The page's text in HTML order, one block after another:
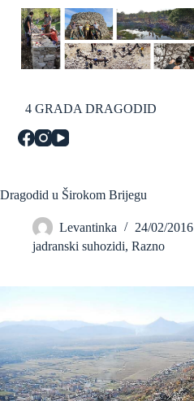
Skip
content
4 GRADA DRAGODID
Dragodid u Širokom Brijegu
Levantinka
24/02/2016
jadranski suhozidi, Razno